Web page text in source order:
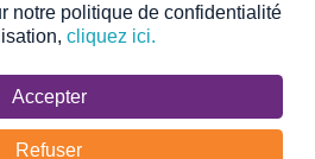
notre politique de confidentialité
cliquez ici.
Accepter
Refuser